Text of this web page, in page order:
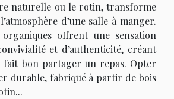
naturelle ou le rotin, transforme
d’une salle à manger.
organiques offrent une sensation
et d’authenticité, créant
fait bon partager un repas. Opter
durable, fabriqué à partir de bois